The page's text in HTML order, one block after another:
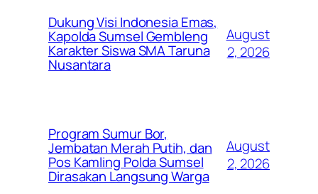
Dukung Visi Indonesia Emas,
Kapolda Sumsel Gembleng
Karakter Siswa SMA Taruna
Nusantara
August
2, 2026
Program Sumur Bor,
Jembatan Merah Putih, dan
Pos Kamling Polda Sumsel
Dirasakan Langsung Warga
August
2, 2026